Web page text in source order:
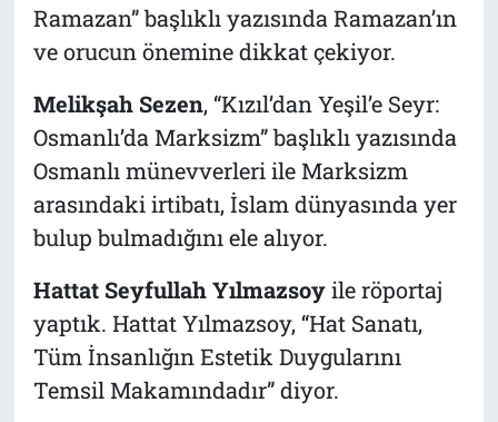
Ramazan” başlıklı yazısında Ramazan’ın
ve orucun önemine dikkat çekiyor.
Melikşah Sezen, “Kızıl’dan Yeşil’e Seyr:
Osmanlı’da Marksizm” başlıklı yazısında
Osmanlı münevverleri ile Marksizm
arasındaki irtibatı, İslam dünyasında yer
bulup bulmadığını ele alıyor.
Hattat Seyfullah Yılmazsoyile röportaj
yaptık. Hattat Yılmazsoy, “Hat Sanatı,
Tüm İnsanlığın Estetik Duygularını
Temsil Makamındadır” diyor.